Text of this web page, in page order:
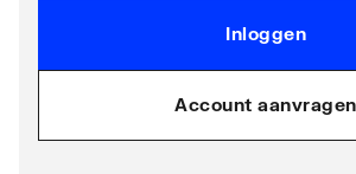
Inloggen
Account aanvragen